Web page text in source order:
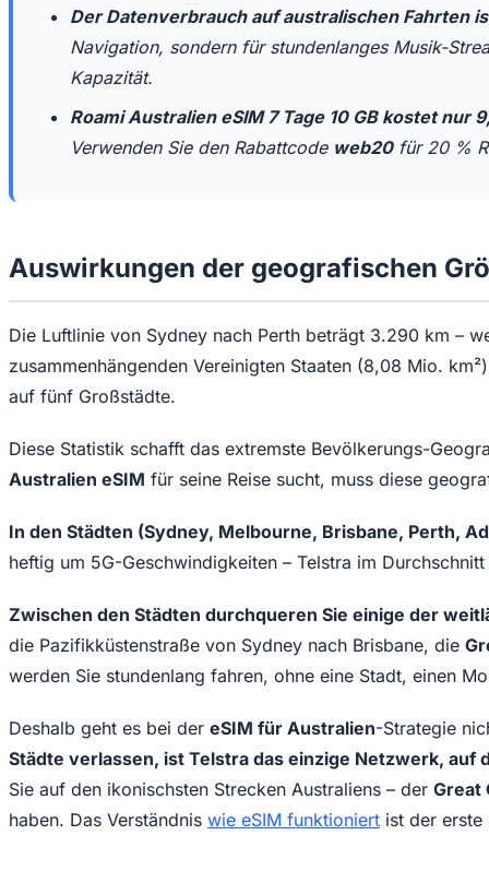
Der Datenverbrauch auf australischen Fahrten
Navigation, sondern für stundenlanges Musik-
Kapazität.
Roami Australien eSIM 7 Tage 10 GB kostet nur
Verwenden Sie den Rabattcode web20für 20 %
Auswirkungen der geografischen
Die Luftlinie von Sydney nach Perth beträgt 3.290 km –
zusammenhängenden Vereinigten Staaten (8,08 Mio.
auf fünf Großstädte.
Diese Statistik schafft das extremste Bevölkerungs-
Australien eSIM für seine Reise sucht, muss diese
In den Städten (Sydney, Melbourne, Brisbane, Perth,
heftig um 5G-Geschwindigkeiten – Telstra im
Zwischen den Städten durchqueren Sie einige der
die Pazifikküstenstraße von Sydney nach Brisbane, die
werden Sie stundenlang fahren, ohne eine Stadt, einen
Deshalb geht es bei der eSIM für Australien-Strategie
Städte verlassen, ist Telstra das einzige Netzwerk, auf
Sie auf den ikonischsten Strecken Australiens – der Great
haben. Das Verständnis wie eSIM funktioniert ist der